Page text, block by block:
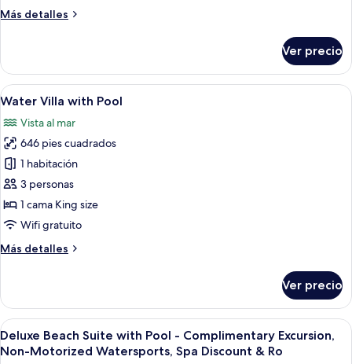
Villa
Más detalles
Más
Bedrooms
Family
Beach
with
Pool
Ver precio
Abrir
todas
las
fotos
de
Water
Villa
with
Una habitación amplia con una
12
Water Villa with Pool
Vista al mar
646 pies cuadrados
1 habitación
3 personas
1 cama King size
Wifi gratuito
Más detalles
Más
Villa
with
Pool
Ver precio
Abrir
todas
Ropa de cama de alta calidad y
10
Deluxe Beach Suite with Pool - Complimentary Excursion,
Non-Motorized Watersports, Spa Discount & Ro